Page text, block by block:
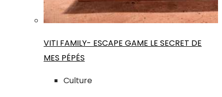
VITI FAMILY- ESCAPE GAME LE SECRET DE
MES PÉPÉS
Culture